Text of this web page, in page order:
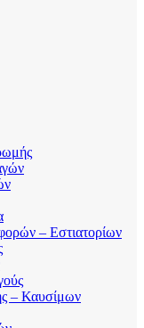
– Εστιατορίων
– Καυσίμων